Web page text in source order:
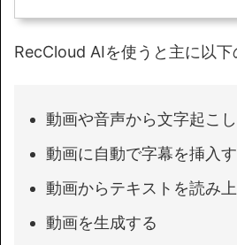
RecCloud AIを使うと主に以下
動画や音声から文字起こし
動画に自動で字幕を挿入
動画からテキストを読み
動画を生成する